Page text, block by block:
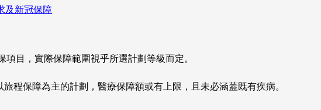
及新冠保障
目，實際保障範圍視乎所選計劃等級而定。
程保障為主的計劃，醫療保障額或有上限，且未必涵蓋既有疾病。